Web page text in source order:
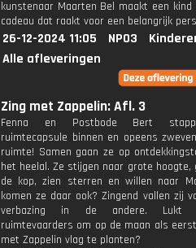
kunstenaar Maarten Bel maakt een kind
cadeau dat raakt voor een belangrijk
26-12-2024 11:05 NPO3
Alle afleveringen
Zing met Zappelin: Afl. 3
Fenna en Postbode Bert
ruimtecapsule binnen en opeens
ruimte! Samen gaan ze op
het heelal. Ze stijgen naar grote hoogte,
de kop, zien sterren en willen naar
komen ze daar ook? Zingend vallen zij
verbazing in de andere.
ruimtevaarders om op de maan als
met Zappelin vlag te planten?